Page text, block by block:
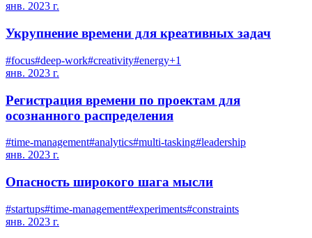
янв. 2023 г.
Укрупнение времени для креативных задач
#focus#deep-work#creativity#energy+1
янв. 2023 г.
Регистрация времени по проектам для
осознанного распределения
#time-management#analytics#multi-tasking#leadership
янв. 2023 г.
Опасность широкого шага мысли
#startups#time-management#experiments#constraints
янв. 2023 г.